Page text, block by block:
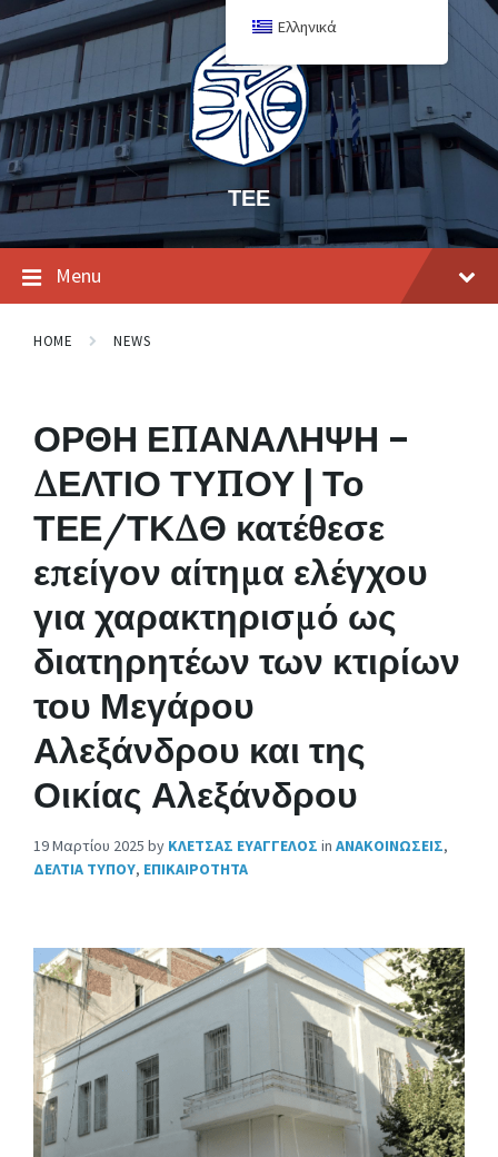
ΤΕΕ
Menu
HOME NEWS
ΟΡΘΗ ΕΠΑΝΑΛΗΨΗ –
ΔΕΛΤΙΟ ΤΥΠΟΥ | Το
ΤΕΕ/ΤΚΔΘ κατέθεσε
επείγον αίτημα ελέγχου
για χαρακτηρισμό ως
διατηρητέων των κτιρίων
του Μεγάρου
Αλεξάνδρου και της
Οικίας Αλεξάνδρου
19 Μαρτίου 2025 by ΚΛΕΤΣΑΣ ΕΥΑΓΓΕΛΟΣ in ΑΝΑΚΟΙΝΩΣΕΙΣ,
ΔΕΛΤΙΑ ΤΥΠΟΥ, ΕΠΙΚΑΙΡΟΤΗΤΑ
Ελληνικά